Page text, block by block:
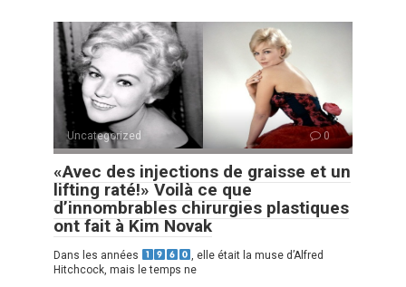
Uncategorized 0
«Avec des injections de graisse et un
lifting raté!» Voilà ce que
d’innombrables chirurgies plastiques
ont fait à Kim Novak
Dans les années
, elle était la muse d’Alfred
Hitchcock, mais le temps ne